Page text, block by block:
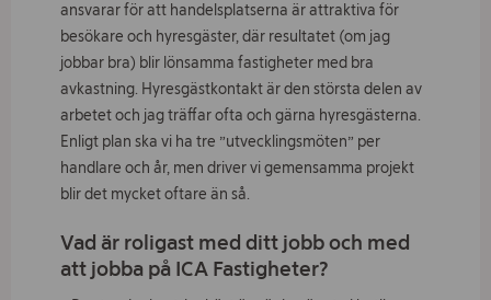
ansvarar för att handelsplatserna är attraktiva för
besökare och hyresgäster, där resultatet (om jag
jobbar bra) blir lönsamma fastigheter med bra
avkastning. Hyresgästkontakt är den största delen av
arbetet och jag träffar ofta och gärna hyresgästerna.
Enligt plan ska vi ha tre ”utvecklingsmöten” per
handlare och år, men driver vi gemensamma projekt
blir det mycket oftare än så.
Vad är roligast med ditt jobb och med
att jobba på ICA Fastigheter?